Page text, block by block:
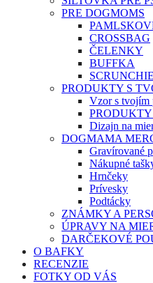
PRE DOGMOMS
CROSSBAG
ČELENKY
BUFFKA
PRODUKTY S
Vzor s tvojím
PRODUKTY
Dizajn na
DOGMAMA
Gravírované
Nákupné
Hrnčeky
Prívesky
Podtácky
ZNÁMKY A
ÚPRAVY NA
DARČEKOVÉ
O BAFKY
RECENZIE
FOTKY OD VÁS